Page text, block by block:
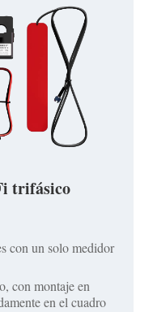
trifásico
con un solo medidor
con montaje en
en el cuadro